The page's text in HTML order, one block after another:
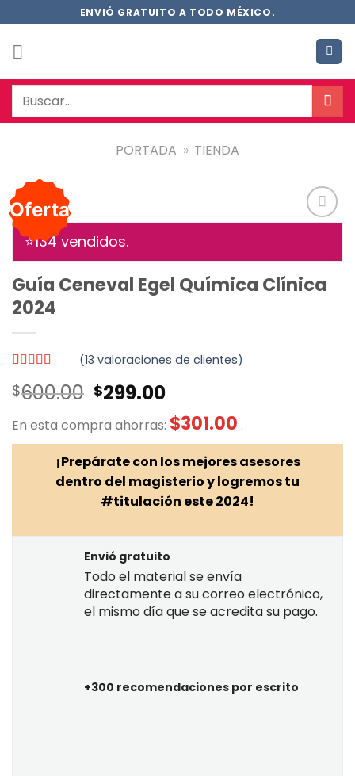
al
contenido
ENVIÓ GRATUITO A TODO MÉXICO.
Buscar
PORTADA » TIENDA
Oferta
lista de
deseos
⭐134vendidos.
Guía Ceneval Egel Química Clínica
2024
con5.00de
5 en base a
de clientes
(13 valoraciones de clientes)
$600.00 El
original
era:
$600.00.
$299.00El
precio
actual
es:
$299.00.
En esta compra ahorras: $301.00 .
¡Prepárate con los mejores asesores
dentro del magisterio y logremos tu
#titulación este 2024!
Envió gratuito
Todo el material se envía
directamente a su correo electrónico,
el mismo día que se acredita su pago.
+300 recomendaciones por escrito